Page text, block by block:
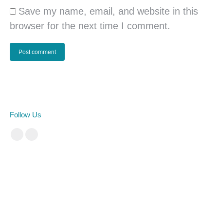
Save my name, email, and website in this
browser for the next time I comment.
Post comment
Follow Us